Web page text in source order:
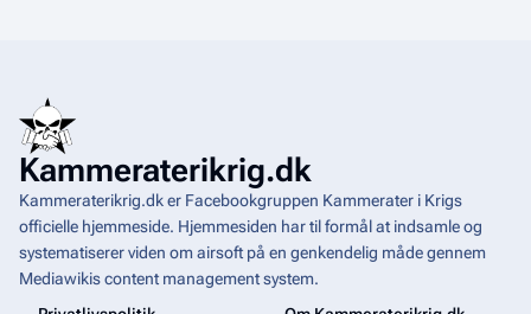
Kammeraterikrig.dk
Kammeraterikrig.dk er Facebookgruppen Kammerater i Krigs
officielle hjemmeside. Hjemmesiden har til formål at indsamle og
systematiserer viden om airsoft på en genkendelig måde gennem
Mediawikiscontent management system.